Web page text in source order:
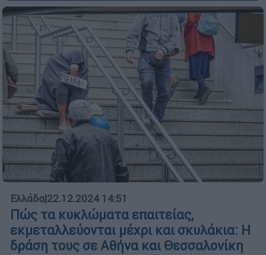
Ελλάδα|22.12.2024 14:51
Πώς τα κυκλώματα επαιτείας,
εκμεταλλεύονται μέχρι και σκυλάκια: Η
δράση τους σε Αθήνα και Θεσσαλονίκη